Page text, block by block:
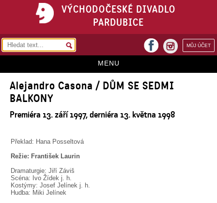
VÝCHODOČESKÉ DIVADLO
PARDUBICE
MŮJ ÚČET
facebook
MENU
HOME
REPERTOÁR
Alejandro Casona / DŮM SE SEDMI
BALKONY
Premiéra 13. září 1997, derniéra 13. května 1998
Překlad: Hana Posseltová
Režie: František Laurin
Dramaturgie: Jiří Záviš
Scéna: Ivo Žídek j. h.
Kostýmy: Josef Jelínek j. h.
Hudba: Miki Jelínek